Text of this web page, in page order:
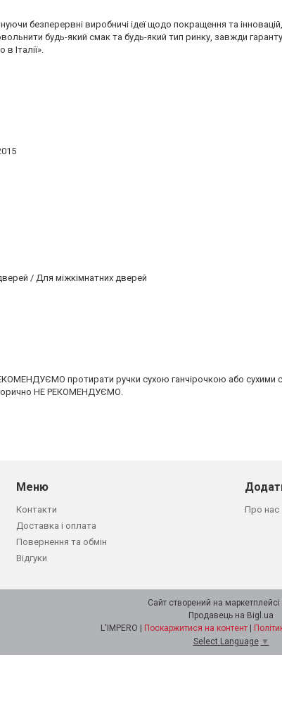
безперервні виробничі ідеї щодо покращення та
будь-який смак та будь-який тип ринку, завжди
Італії».
/ Для міжкімнатних дверей
протирати ручки сухою ганчірочкою або сухими
НЕ РЕКОМЕНДУЄМО.
Меню
Контакти
Доставка і оплата
Повернення та обмін
Відгуки
Про нас
Сайт створений на маркетплейсі
Продавець на Bigl.ua
Поскаржитися на контент
Select Language ▼